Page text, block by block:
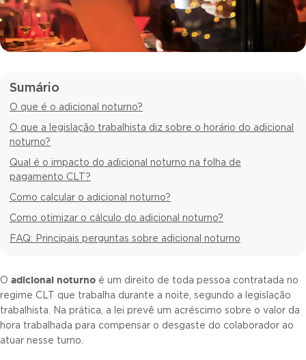
Sumário
O que é o adicional noturno?
O que a legislação trabalhista diz sobre o horário do adicional
noturno?
Qual é o impacto do adicional noturno na folha de
pagamento CLT?
Como calcular o adicional noturno?
Como otimizar o cálculo do adicional noturno?
FAQ: Principais perguntas sobre adicional noturno
O adicional noturno é um direito de toda pessoa contratada no
regime CLT que trabalha durante a noite, segundo a legislação
trabalhista. Na prática, a lei prevê um acréscimo sobre o valor da
hora trabalhada para compensar o desgaste do colaborador ao
atuar nesse turno.